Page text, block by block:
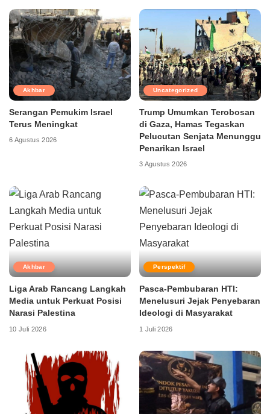
Akhbar
Serangan Pemukim Israel
Terus Meningkat
6 Agustus 2026
Uncategorized
Trump Umumkan Terobosan
di Gaza, Hamas Tegaskan
Pelucutan Senjata Menunggu
Penarikan Israel
3 Agustus 2026
Akhbar
Liga Arab Rancang Langkah
Media untuk Perkuat Posisi
Narasi Palestina
10 Juli 2026
Perspektif
Pasca-Pembubaran HTI:
Menelusuri Jejak Penyebaran
Ideologi di Masyarakat
1 Juli 2026